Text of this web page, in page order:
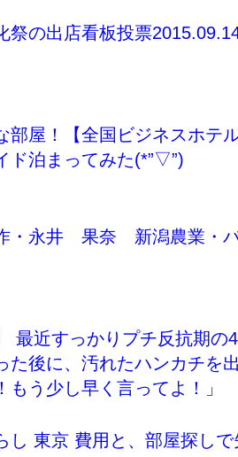
祭の出店看板投票
部屋！【全国ビジネスホテ
ド泊まってみた(*”▽”)
・永井 果奈 新潟農業・
最近すっかりプチ反抗期
た後に、汚れたハンカチを
もう少し早く言ってよ！」
し 東京 費用と、部屋探し